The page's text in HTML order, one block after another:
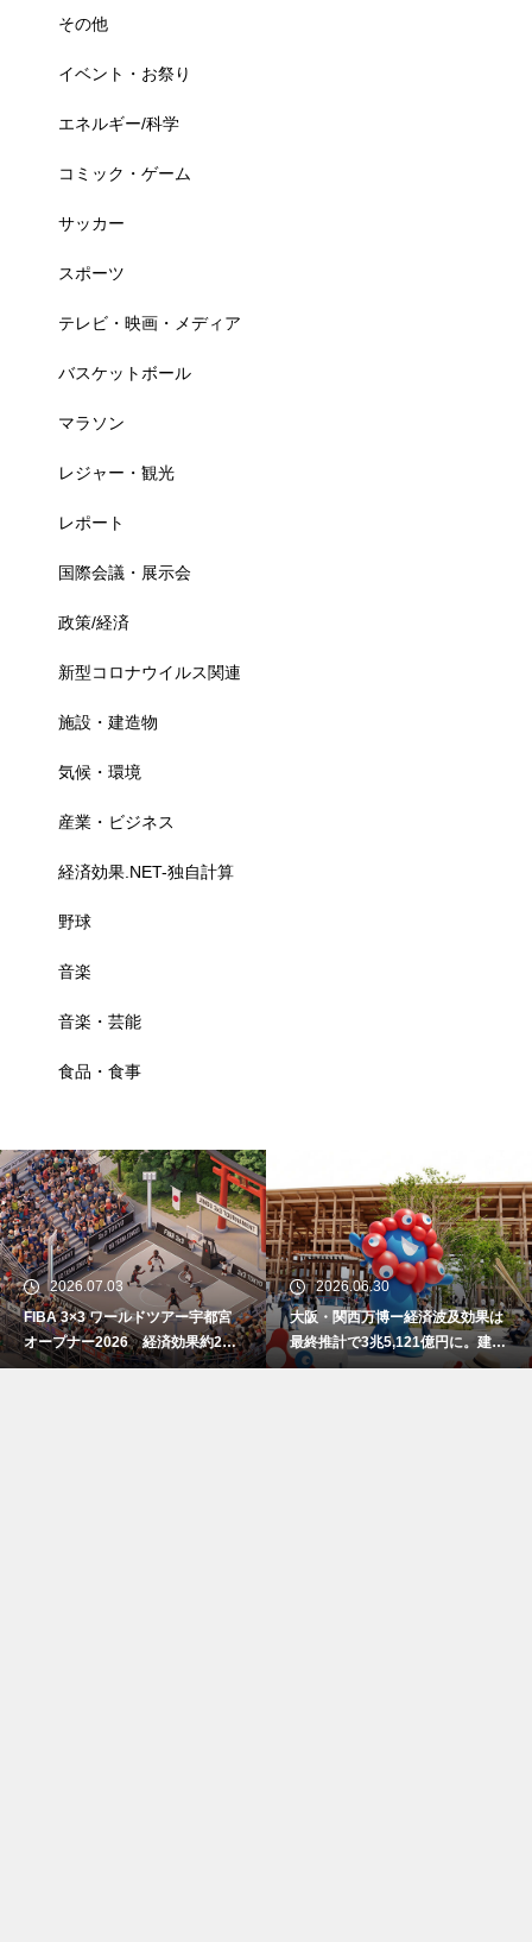
その他
イベント・お祭り
エネルギー/科学
コミック・ゲーム
サッカー
スポーツ
テレビ・映画・メディア
バスケットボール
マラソン
レジャー・観光
レポート
国際会議・展示会
政策/経済
新型コロナウイルス関連
施設・建造物
気候・環境
産業・ビジネス
経済効果.NET-独自計算
野球
音楽
音楽・芸能
食品・食事
2026.07.03
FIBA 3×3 ワールドツアー宇都宮
オープナー2026 経済効果約2億
7800万円
2026.06.30
大阪・関西万博ー経済波及効果は
最終推計で3兆5,121億円に。建設
費高騰で事前の予測値を大幅上振